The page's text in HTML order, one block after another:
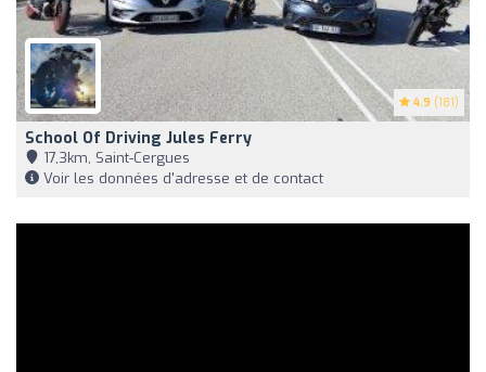
4.9 (181)
School Of Driving Jules Ferry
17,3km, Saint-Cergues
Voir les données d'adresse et de contact